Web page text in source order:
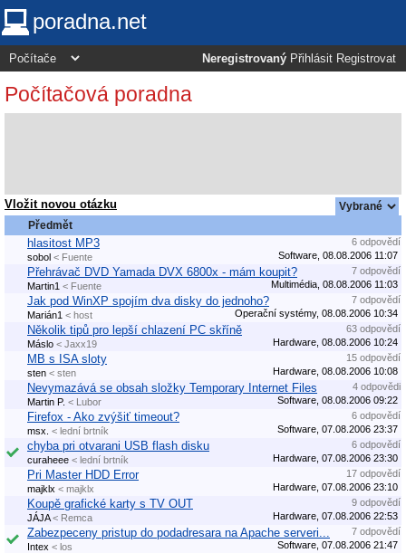
poradna.net
Neregistrovaný Přihlásit Registrovat
Počítačová poradna
Vložit novou otázku
Předmět
hlasitost MP3
6 odpovědí
sobol < Fuente Software, 08.08.2006 11:07
Přehrávač DVD Yamada DVX 6800x - mám koupit?
7 odpovědí
Martin1 < Fuente Multimédia, 08.08.2006 11:03
Jak pod WinXP spojím dva disky do jednoho?
7 odpovědí
Marián1 < host Operační systémy, 08.08.2006 10:34
Několik tipů pro lepší chlazení PC skříně
63 odpovědí
Máslo < Jaxx19 Hardware, 08.08.2006 10:24
MB s ISA sloty
15 odpovědí
sten < sten Hardware, 08.08.2006 10:08
Nevymazává se obsah složky Temporary Internet Files
4 odpovědi
Martin P. < Lubor Software, 08.08.2006 09:22
Firefox - Ako zvýšiť timeout?
6 odpovědí
msx. < lední brtník Software, 07.08.2006 23:37
chyba pri otvarani USB flash disku
6 odpovědí
curaheee < lední brtník Hardware, 07.08.2006 23:30
Pri Master HDD Error
17 odpovědí
majklx < majklx Hardware, 07.08.2006 23:10
Koupě grafické karty s TV OUT
9 odpovědí
JÁJA< Remca Hardware, 07.08.2006 22:53
Zabezpeceny pristup do podadresara na Apache serveri...
7 odpovědí
Intex < los Software, 07.08.2006 21:47